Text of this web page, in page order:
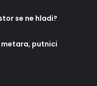
se ne hladi?
metara, putnici